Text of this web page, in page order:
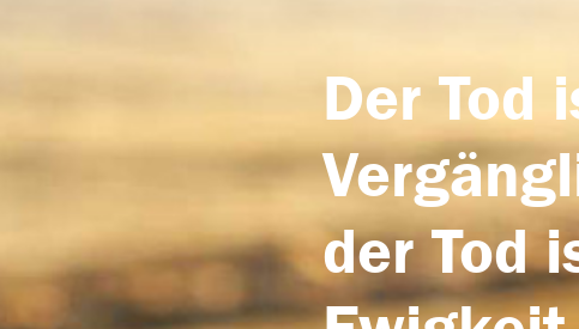
Der Tod
der Tod